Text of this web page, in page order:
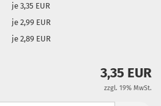
je 3,35 EUR
je 2,99 EUR
je 2,89 EUR
3,35 EUR
zzgl. 19% MwSt.